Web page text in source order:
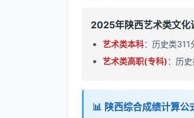
2025年陕西艺术类文化
艺术类本科：历史类
艺术类高职(专科)：历
📊 陕西综合成绩计算公